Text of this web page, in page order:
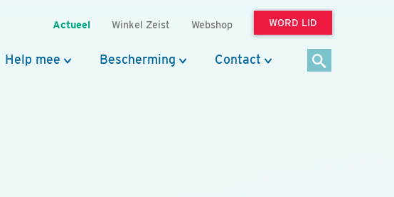
Actueel Winkel Zeist Webshop WORD LID
Help mee Bescherming Contact